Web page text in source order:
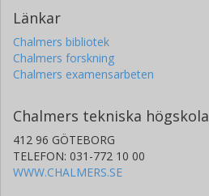
Länkar
Chalmers bibliotek
Chalmers forskning
Chalmers examensarbeten
Chalmers tekniska högskola
412 96 GÖTEBORG
TELEFON: 031-772 10 00
WWW.CHALMERS.SE